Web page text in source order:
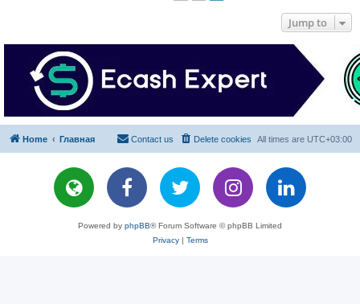
Jump to
Home Главная All times are UTC+03:00
Delete cookies
Contact us
Powered by phpBB® Forum Software © phpBB Limited
Privacy| Terms